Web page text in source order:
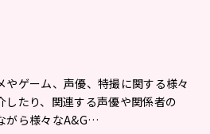
やゲーム、声優、特撮に関する様々
したり、関連する声優や関係者の
がら様々なA&G…